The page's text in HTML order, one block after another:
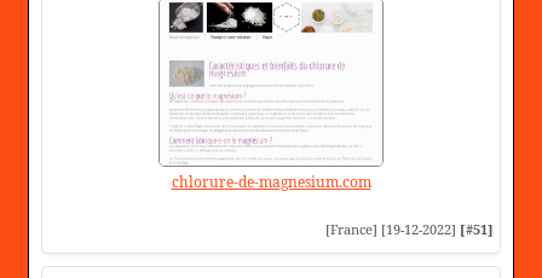
chlorure-de-magnesium.com
[France] [19-12-2022] [#51]